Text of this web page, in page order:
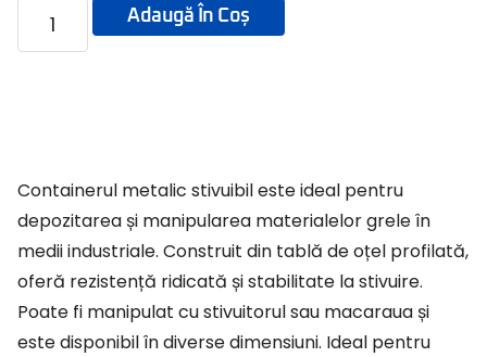
Adaugă În Coș
Containerul metalic stivuibil este ideal pentru
depozitarea și manipularea materialelor grele în
medii industriale. Construit din tablă de oțel profilată,
oferă rezistență ridicată și stabilitate la stivuire.
Poate fi manipulat cu stivuitorul sau macaraua și
este disponibil în diverse dimensiuni. Ideal pentru